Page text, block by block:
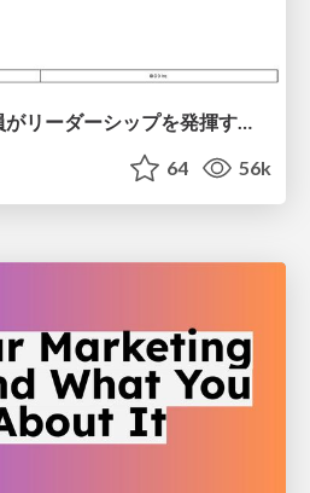
職位にかかわらず全員がリーダーシップを発揮するチーム作り / Building a team where everyone can demonstrate leadership regardless of position
64 56k